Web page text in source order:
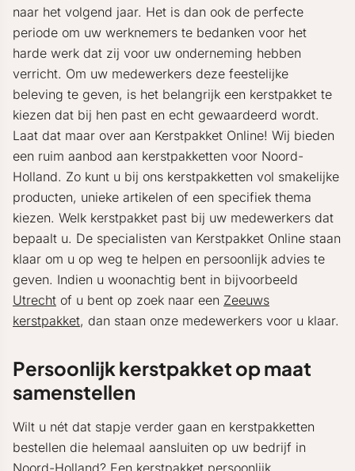
naar het volgend jaar. Het is dan ook de perfecte
periode om uw werknemers te bedanken voor het
harde werk dat zij voor uw onderneming hebben
verricht. Om uw medewerkers deze feestelijke
beleving te geven, is het belangrijk een kerstpakket te
kiezen dat bij hen past en echt gewaardeerd wordt.
Laat dat maar over aan Kerstpakket Online! Wij bieden
een ruim aanbod aan kerstpakketten voor Noord-
Holland. Zo kunt u bij ons kerstpakketten vol smakelijke
producten, unieke artikelen of een specifiek thema
kiezen. Welk kerstpakket past bij uw medewerkers dat
bepaalt u. De specialisten van Kerstpakket Online staan
klaar om u op weg te helpen en persoonlijk advies te
geven. Indien u woonachtig bent in bijvoorbeeld
Utrecht of u bent op zoek naar een Zeeuws
kerstpakket, dan staan onze medewerkers voor u klaar.
Persoonlijk kerstpakket op maat
samenstellen
Wilt u nét dat stapje verder gaan en kerstpakketten
bestellen die helemaal aansluiten op uw bedrijf in
Noord-Holland? Een kerstpakket persoonlijk